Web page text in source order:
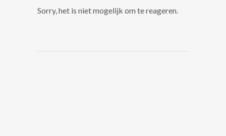
Sorry, het is niet mogelijk om te reageren.